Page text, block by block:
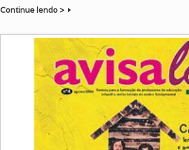
Continue lendo >